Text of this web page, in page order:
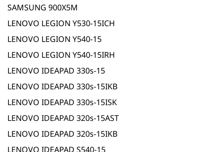
SAMSUNG 900X5M
LENOVO LEGION Y530-15ICH
LENOVO LEGION Y540-15
LENOVO LEGION Y540-15IRH
LENOVO IDEAPAD 330s-15
LENOVO IDEAPAD 330s-15IKB
LENOVO IDEAPAD 330s-15ISK
LENOVO IDEAPAD 320s-15AST
LENOVO IDEAPAD 320s-15IKB
LENOVO IDEAPAD S540-15